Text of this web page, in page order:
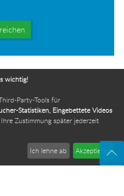
des Freistaats Thüringen
wichtig!
Party-Tools für
Statistiken, Eingebettete Videos
Zustimmung später jederzeit
Ich lehne ab Akzeptieren